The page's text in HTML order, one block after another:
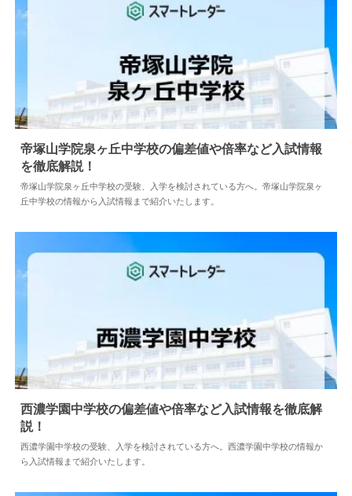
中学情報 2024.05.10
帝塚山学院泉ヶ丘中学校の偏差値や倍率など入試情報
を徹底解説！
帝塚山学院泉ヶ丘中学校の受験、入学を検討されている方へ。帝塚山学院泉ヶ
丘中学校の情報から入試情報まで紹介いたします。
中学情報 2026.08.04
西濃学園中学校の偏差値や倍率など入試情報を徹底解
説！
西濃学園中学校の受験、入学を検討されている方へ。西濃学園中学校の情報か
ら入試情報まで紹介いたします。